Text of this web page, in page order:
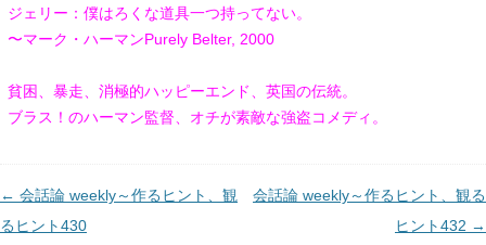
ジェリー：僕はろくな道具一つ持ってない。
〜マーク・ハーマンPurely Belter, 2000
貧困、暴走、消極的ハッピーエンド、英国の伝統。
ブラス！のハーマン監督、オチが素敵な強盗コメディ。
投
稿
← 会話論 weekly～作るヒント、観
るヒント430
会話論 weekly～作るヒント、観る
ヒント432 →